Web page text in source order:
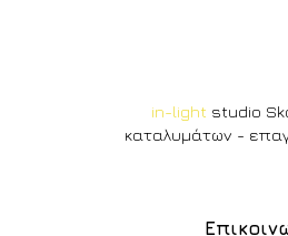
in-light studio
καταλυμάτων -